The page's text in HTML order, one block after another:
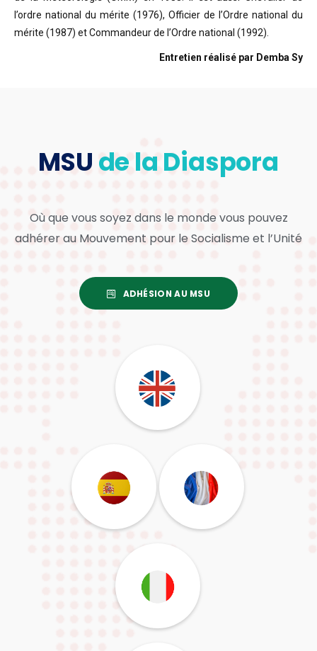
l’ordre national du mérite (1976), Officier de l’Ordre national du
mérite (1987) et Commandeur de l’Ordre national (1992).
Entretien réalisé par Demba Sy
MSU de la Diaspora
Où que vous soyez dans le monde vous pouvez
adhérer au Mouvement pour le Socialisme et l’Unité
ADHÉSION AU MSU